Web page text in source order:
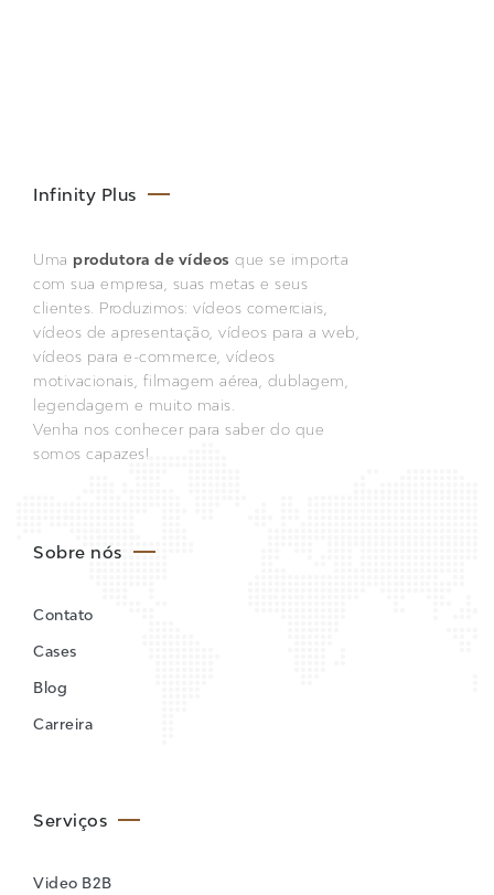
Infinity Plus
Uma produtora de vídeos que se importa
com sua empresa, suas metas e seus
clientes. Produzimos: vídeos comerciais,
vídeos de apresentação, vídeos para a web,
vídeos para e-commerce, vídeos
motivacionais, filmagem aérea, dublagem,
legendagem e muito mais.
Venha nos conhecer para saber do que
somos capazes!
Sobre nós
Contato
Cases
Blog
Carreira
Serviços
Video B2B